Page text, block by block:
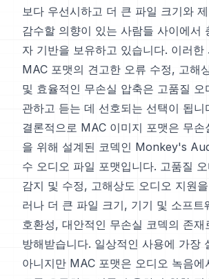
보다 우선시하고 더 큰 파일 크기와
감수할 의향이 있는 사람들 사이에서
자 기반을 보유하고 있습니다. 이러한
MAC 포맷의 견고한 오류 수정, 고해
및 효율적인 무손실 압축은 고품질 오
관하고 듣는 데 선호되는 선택이 됩니
결론적으로 MAC 이미지 포맷은 무손
을 위해 설계된 코덱인 Monkey's
수 오디오 파일 포맷입니다. 고품질
감지 및 수정, 고해상도 오디오 지원
러나 더 큰 파일 크기, 기기 및 소프트
호환성, 대안적인 무손실 코덱의 존재
방해받습니다. 일상적인 사용에 가장
아니지만 MAC 포맷은 오디오 녹음에